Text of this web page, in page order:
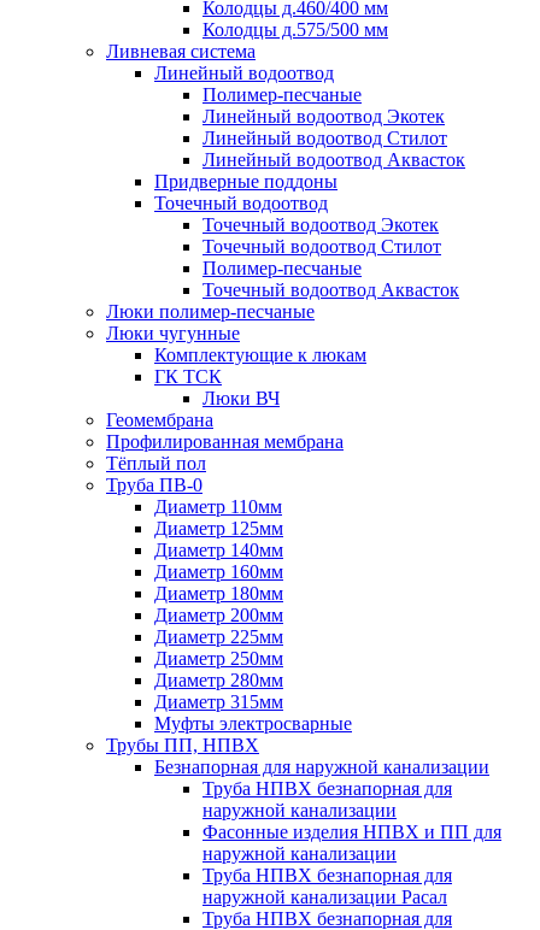
Колодцы д.460/400 мм
Колодцы д.575/500 мм
Ливневая система
Линейный водоотвод
Полимер-песчаные
Линейный водоотвод Экотек
Линейный водоотвод Стилот
Линейный водоотвод Аквасток
Придверные поддоны
Точечный водоотвод
Точечный водоотвод Экотек
Точечный водоотвод Стилот
Полимер-песчаные
Точечный водоотвод Аквасток
Люки полимер-песчаные
Люки чугунные
Комплектующие к люкам
ГК ТСК
Люки ВЧ
Геомембрана
Профилированная мембрана
Тёплый пол
Труба ПВ-0
Диаметр 110мм
Диаметр 125мм
Диаметр 140мм
Диаметр 160мм
Диаметр 180мм
Диаметр 200мм
Диаметр 225мм
Диаметр 250мм
Диаметр 280мм
Диаметр 315мм
Муфты электросварные
Трубы ПП, НПВХ
Безнапорная для наружной канализации
Труба НПВХ безнапорная для
наружной канализации
Фасонные изделия НПВХ и ПП для
наружной канализации
Труба НПВХ безнапорная для
наружной канализации Расал
Труба НПВХ безнапорная для